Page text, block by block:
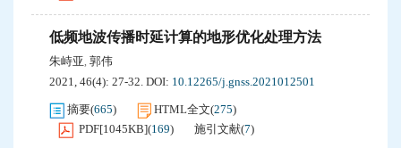
低频地波传播时延计算的地形优化处理方法
朱峙亚, 郭伟
2021, 46(4): 27-32. DOI: 10.12265/j.gnss.2021012501
摘要(665) HTML全文(275)
PDF[1045KB](169) 施引文献(7)